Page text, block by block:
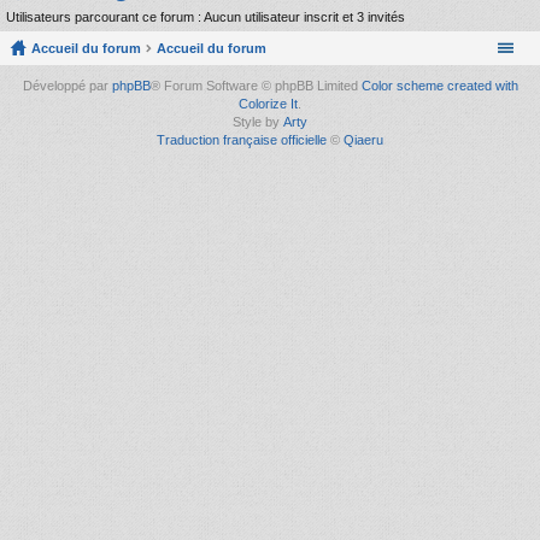
Utilisateurs parcourant ce forum : Aucun utilisateur inscrit et 3 invités
Accueil du forum Accueil du forum
Développé par phpBB® Forum Software © phpBB Limited Color scheme created with
Colorize It.
Style by Arty
Traduction française officielle © Qiaeru